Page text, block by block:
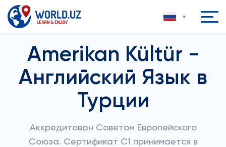
Amerikan Kültür -
Английский Язык в
Турции
Аккредитован Советом Европейского
Союза. Сертификат C1 принимается в